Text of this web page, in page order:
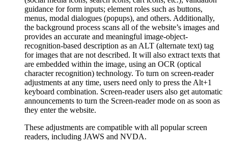
guidance for form inputs; element roles such as buttons,
menus, modal dialogues (popups), and others. Additionally,
the background process scans all of the website’s images and
provides an accurate and meaningful image-object-
recognition-based description as an ALT (alternate text) tag
for images that are not described. It will also extract texts that
are embedded within the image, using an OCR (optical
character recognition) technology. To turn on screen-reader
adjustments at any time, users need only to press the Alt+1
keyboard combination. Screen-reader users also get automatic
announcements to turn the Screen-reader mode on as soon as
they enter the website.
These adjustments are compatible with all popular screen
readers, including JAWS and NVDA.